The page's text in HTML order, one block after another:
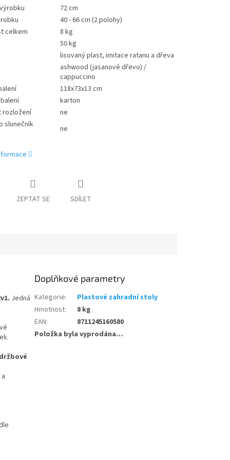
72 cm
40 - 66 cm (2 polohy)
celkem
8 kg
50 kg
lisovaný plast, imitace ratanu a dřeva
ashwood (jasanové dřevo) /
cappuccino
118x73x13 cm
karton
rozložení
ne
slunečník
ne
ZEPTAT SE SDÍLET
Jedná
Doplňkové parametry
Kategorie:
Plastové zahradní stoly
Hmotnost:
8 kg
EAN:
8711245160580
Položka byla vyprodána…